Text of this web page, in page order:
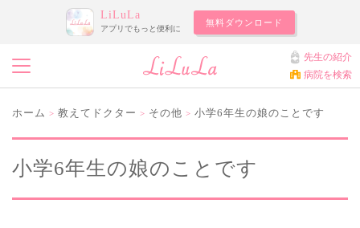
LiLuLa
アプリでもっと便利に
無料ダウンロード
先生の紹介
病院を検索
ホーム > 教えてドクター > その他 > 小学6年生の娘のことです
小学6年生の娘のことです